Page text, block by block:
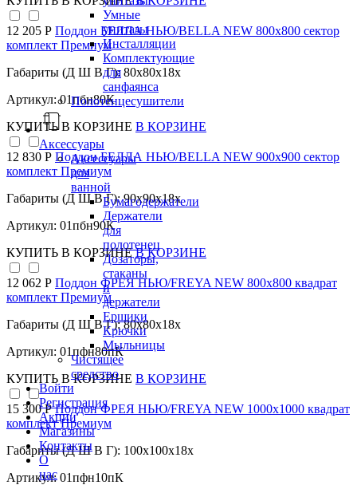
Умные
унитазы
Инсталляции
Комплектующие
для
санфаянса
Полотенцесушители
Аксессуары
Аксессуары
для
ванной
Бумагодержатели
Держатели
для
полотенец
Дозаторы,
стаканы
и
держатели
Ершики
Крючки
Мыльницы
Чистящее
средство
Войти
Регистрация
Акции
Магазины
Контакты
О
нас
12 205 Р Поддон БЕЛЛА НЬЮ/BELLA NEW 800х800 сектор
комплект Премиум
Габариты (Д Ш В Г): 80x80x18x
Артикул: 01пбн80К
КУПИТЬ В КОРЗИНЕ В КОРЗИНЕ
12 830 Р Поддон БЕЛЛА НЬЮ/BELLA NEW 900х900 сектор
комплект Премиум
Габариты (Д Ш В Г): 90x90x18x
Артикул: 01пбн90К
КУПИТЬ В КОРЗИНЕ В КОРЗИНЕ
12 062 Р Поддон ФРЕЯ НЬЮ/FREYA NEW 800х800 квадрат
комплект Премиум
Габариты (Д Ш В Г): 80x80x18x
Артикул: 01пфн80пК
КУПИТЬ В КОРЗИНЕ В КОРЗИНЕ
15 300 РПоддон ФРЕЯ НЬЮ/FREYA NEW 1000х1000 квадрат
комплект Премиум
Габариты (Д Ш В Г): 100x100x18x
Артикул: 01пфн10пК